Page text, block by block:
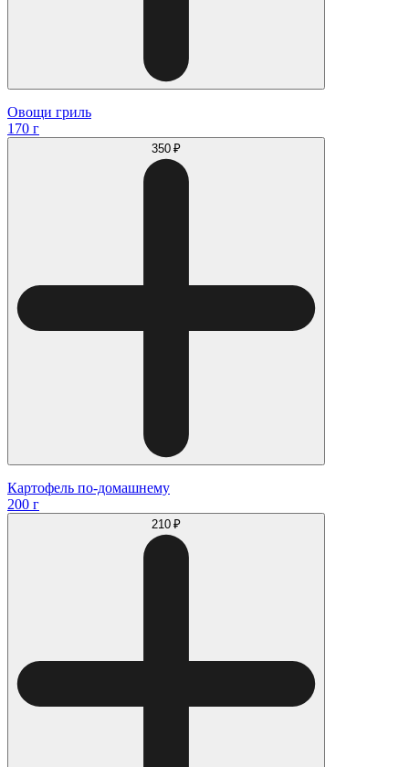
Овощи гриль
170 г
350 ₽
Картофель по-домашнему
200 г
210 ₽